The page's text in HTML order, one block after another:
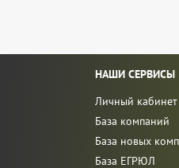
НАШИ СЕРВИСЫ
Личный кабинет
База компаний
База новых
База ЕГРЮЛ